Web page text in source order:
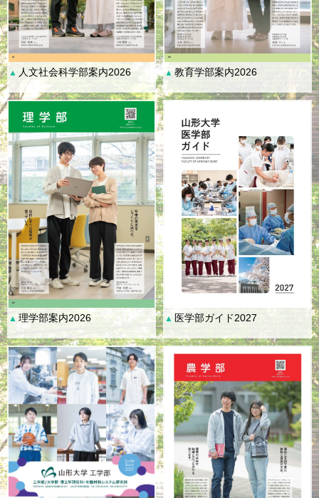
▲ 人文社会科学部案内2026 ▲ 教育学部案内2026
▲理学部案内2026 ▲ 医学部ガイド2027